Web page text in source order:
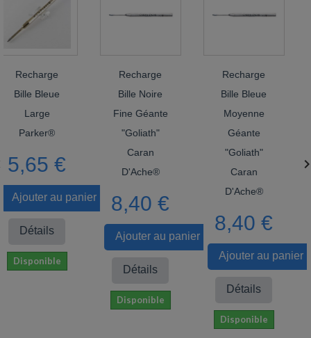
€
au panier
Recharge
Bille Noire
Fine Géante
8,40 €
Ajouter au panier
Disponible
Recharge
Bille Bleue
8,40 €
Ajouter au panier
Disponible